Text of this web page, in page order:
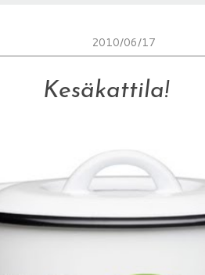
2010/06/17
Kesäkattila!